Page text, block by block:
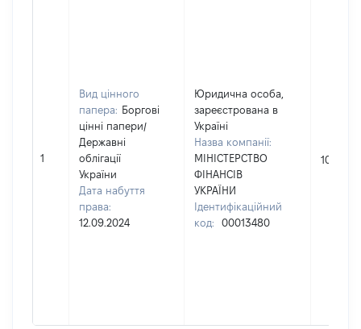
1
Вид цінного
папера: Боргові
цінні папери/
Державні
облігації
України
Дата набуття
права:
12.09.2024
Юридична особа,
зареєстрована в
Україні
Назва компанії:
МІНІСТЕРСТВО
ФІНАНСІВ
УКРАЇНИ
Ідентифікаційний
код:
00013480
101